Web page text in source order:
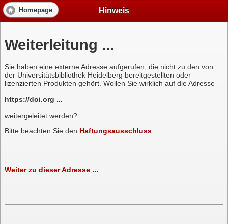
Homepage Hinweis
Weiterleitung ...
Sie haben eine externe Adresse aufgerufen, die nicht zu den von
der Universitätsbibliothek Heidelberg bereitgestellten oder
lizenzierten Produkten gehört. Wollen Sie wirklich auf die Adresse
https://doi.org ...
weitergeleitet werden?
Bitte beachten Sie den Haftungsausschluss.
Weiter zu dieser Adresse ...